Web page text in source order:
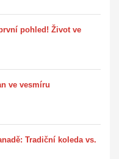
pohled! Život ve
ve vesmíru
Tradiční koleda vs.